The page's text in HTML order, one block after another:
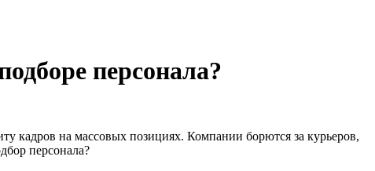
персонала?
кадров на массовых позициях. Компании борются за курьеров,
персонала?